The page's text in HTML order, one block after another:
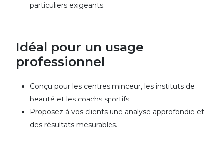
particuliers exigeants.
Idéal pour un usage
professionnel
Conçu pour les centres minceur, les instituts de
beauté et les coachs sportifs.
Proposez à vos clients une analyse approfondie et
des résultats mesurables.